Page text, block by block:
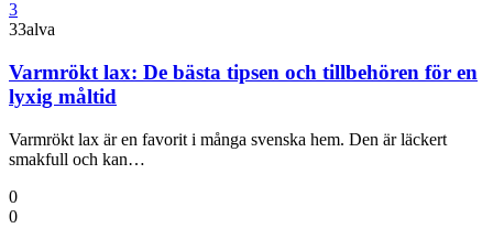
3
33alva
Varmrökt lax: De bästa tipsen och tillbehören för en
lyxig måltid
Varmrökt lax är en favorit i många svenska hem. Den är läckert
smakfull och kan…
0
0